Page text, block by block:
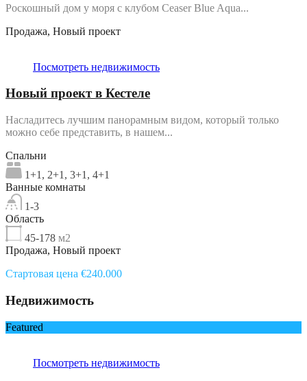
Роскошный дом у моря с клубом Ceaser Blue Aqua...
Продажа, Новый проект
Посмотреть недвижимость
Новый проект в Кестеле
Насладитесь лучшим панорамным видом, который только
можно себе представить, в нашем...
Спальни
1+1, 2+1, 3+1, 4+1
Ванные комнаты
1-3
Область
45-178 м2
Продажа, Новый проект
Стартовая цена €240.000
Недвижимость
Featured
Посмотреть недвижимость